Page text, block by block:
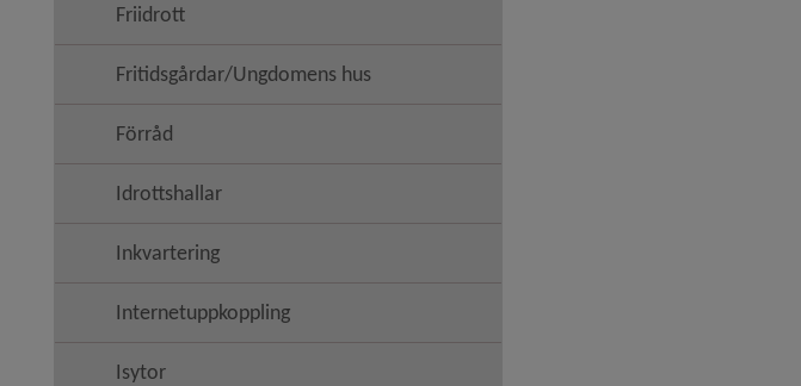
Friidrott
Fritidsgårdar/Ungdomens hus
Förråd
Idrottshallar
Inkvartering
Internetuppkoppling
Isytor